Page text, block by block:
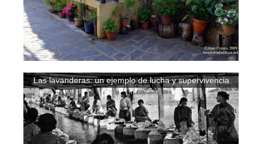
Las lavanderas: un ejemplo de lucha y supervivencia